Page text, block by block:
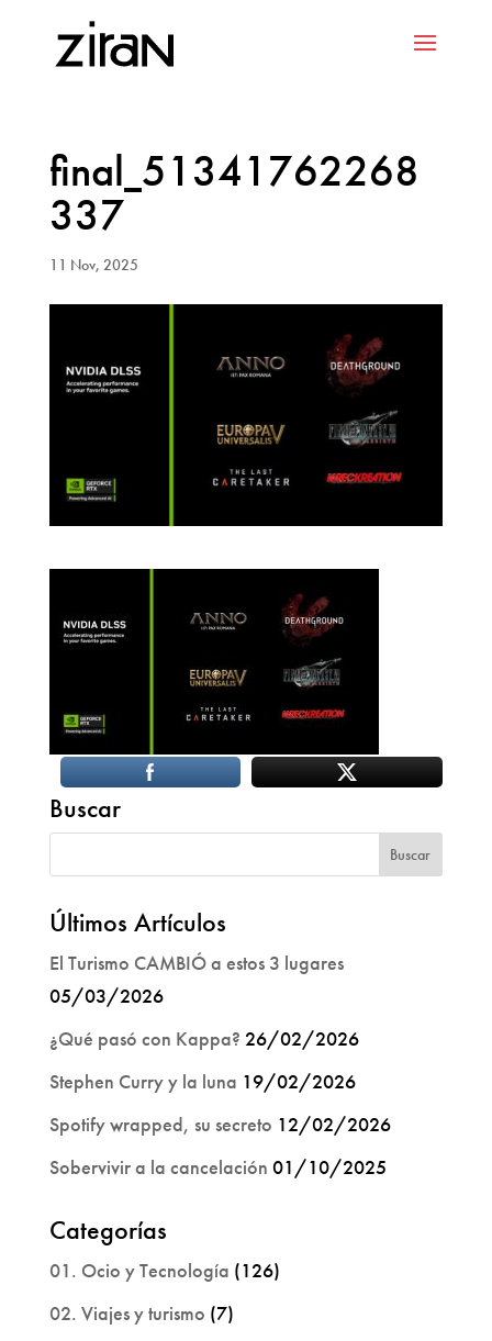
final_51341762268
337
11 Nov, 2025
Buscar
Últimos Artículos
El Turismo CAMBIÓ a estos 3 lugares
05/03/2026
¿Qué pasó con Kappa? 26/02/2026
Stephen Curry y la luna 19/02/2026
Spotify wrapped, su secreto 12/02/2026
Sobervivir a la cancelación 01/10/2025
Categorías
01. Ocio y Tecnología (126)
02. Viajes y turismo (7)